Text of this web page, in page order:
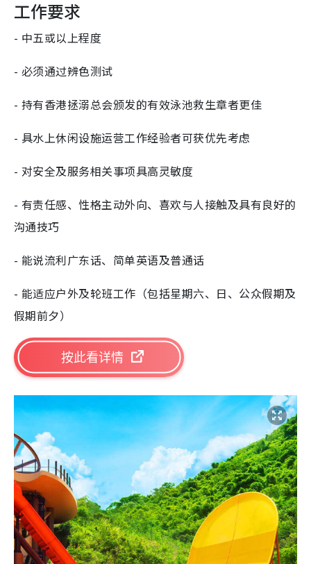
工作要求
- 中五或以上程度
- 必须通过辨色测试
- 持有香港拯溺总会颁发的有效泳池救生章者更佳
- 具水上休闲设施运营工作经验者可获优先考虑
- 对安全及服务相关事项具高灵敏度
- 有责任感、性格主动外向、喜欢与人接触及具有良好的
沟通技巧
- 能说流利广东话、简单英语及普通话
- 能适应户外及轮班工作（包括星期六、日、公众假期及
假期前夕）
按此看详情